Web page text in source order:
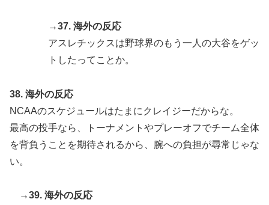
→37. 海外の反応
アスレチックスは野球界のもう一人の大谷をゲッ
トしたってことか。
38. 海外の反応
NCAAのスケジュールはたまにクレイジーだからな。
最高の投手なら、トーナメントやプレーオフでチーム全体
を背負うことを期待されるから、腕への負担が尋常じゃな
い。
→39. 海外の反応